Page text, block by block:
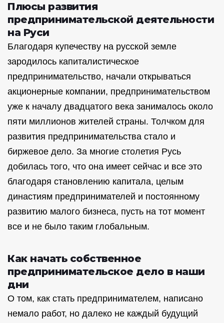
Плюсы развития
предпринимательской деятельности
на Руси
Благодаря купечеству на русской земле
зародилось капиталистическое
предпринимательство, начали открываться
акционерные компании, предпринимательством
уже к началу двадцатого века занималось около
пяти миллионов жителей страны. Толчком для
развития предпринимательства стало и
биржевое дело. За многие столетия Русь
добилась того, что она имеет сейчас и все это
благодаря становлению капитала, целым
династиям предпринимателей и постоянному
развитию малого бизнеса, пусть на тот момент
все и не было таким глобальным.
Как начать собственное
предпринимательское дело в наши
дни
О том, как стать предпринимателем, написано
немало работ, но далеко не каждый будущий